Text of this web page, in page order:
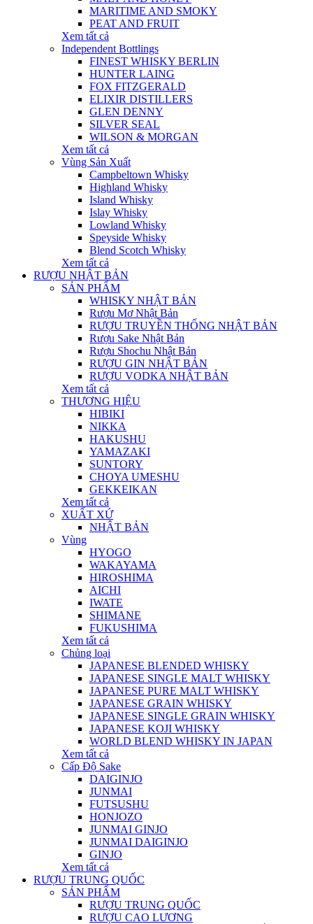
MARITIME AND SMOKY
PEAT AND FRUIT
Xem tất cả
Independent Bottlings
FINEST WHISKY BERLIN
HUNTER LAING
FOX FITZGERALD
ELIXIR DISTILLERS
GLEN DENNY
SILVER SEAL
WILSON & MORGAN
Xem tất cả
Vùng Sản Xuất
Campbeltown Whisky
Highland Whisky
Island Whisky
Islay Whisky
Lowland Whisky
Speyside Whisky
Blend Scotch Whisky
Xem tất cả
RƯỢU NHẬT BẢN
SẢN PHẨM
WHISKY NHẬT BẢN
Rượu Mơ Nhật Bản
RƯỢU TRUYỀN THỐNG NHẬT BẢN
Rượu Sake Nhật Bản
Rượu Shochu Nhật Bản
RƯỢU GIN NHẬT BẢN
RƯỢU VODKA NHẬT BẢN
Xem tất cả
THƯƠNG HIỆU
HIBIKI
NIKKA
HAKUSHU
YAMAZAKI
SUNTORY
CHOYA UMESHU
GEKKEIKAN
Xem tất cả
XUẤT XỨ
NHẬT BẢN
Vùng
HYOGO
WAKAYAMA
HIROSHIMA
AICHI
IWATE
SHIMANE
FUKUSHIMA
Xem tất cả
Chủng loại
JAPANESE BLENDED WHISKY
JAPANESE SINGLE MALT WHISKY
JAPANESE PURE MALT WHISKY
JAPANESE GRAIN WHISKY
JAPANESE SINGLE GRAIN WHISKY
JAPANESE KOJI WHISKY
WORLD BLEND WHISKY IN JAPAN
Xem tất cả
Cấp Độ Sake
DAIGINJO
JUNMAI
FUTSUSHU
HONJOZO
JUNMAI GINJO
JUNMAI DAIGINJO
GINJO
Xem tất cả
RƯỢU TRUNG QUỐC
SẢN PHẨM
RƯỢU TRUNG QUỐC
RƯỢU CAO LƯƠNG